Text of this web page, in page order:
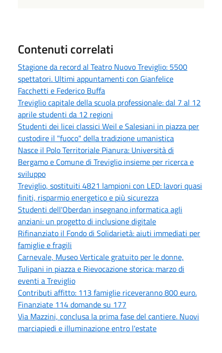
Contenuti correlati
Stagione da record al Teatro Nuovo Treviglio: 5500
spettatori. Ultimi appuntamenti con Gianfelice
Facchetti e Federico Buffa
Treviglio capitale della scuola professionale: dal 7 al 12
aprile studenti da 12 regioni
Studenti dei licei classici Weil e Salesiani in piazza per
custodire il "fuoco" della tradizione umanistica
Nasce il Polo Territoriale Pianura: Università di
Bergamo e Comune di Treviglio insieme per ricerca e
sviluppo
Treviglio, sostituiti 4821 lampioni con LED: lavori quasi
finiti, risparmio energetico e più sicurezza
Studenti dell'Oberdan insegnano informatica agli
anziani: un progetto di inclusione digitale
Rifinanziato il Fondo di Solidarietà: aiuti immediati per
famiglie e fragili
Carnevale, Museo Verticale gratuito per le donne,
Tulipani in piazza e Rievocazione storica: marzo di
eventi a Treviglio
Contributi affitto: 113 famiglie riceveranno 800 euro.
Finanziate 114 domande su 177
Via Mazzini, conclusa la prima fase del cantiere. Nuovi
marciapiedi e illuminazione entro l'estate